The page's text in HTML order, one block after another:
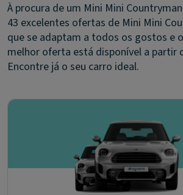
À procura de um Mini Mini
43 excelentes ofertas de Mini Mini
que se adaptam a todos os gostos e
melhor oferta está disponível a partir
Encontre já o seu carro ideal.